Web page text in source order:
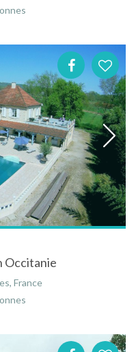
Occitanie
France